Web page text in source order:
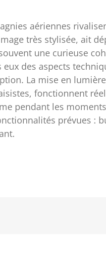
aériennes
très stylisée, ait
une curieuse
des aspects
La mise en
fonctionnent
pendant les
prévues :